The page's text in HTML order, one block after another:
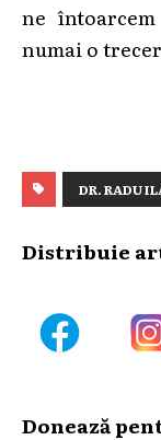
ne
numai o
DR. RADU
Distribuie
Donează